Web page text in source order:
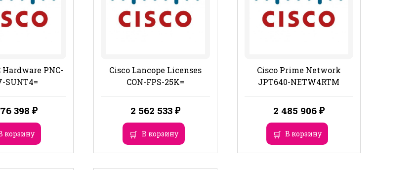
Hardware PNC-
SUNT4=
398₽
корзину
Cisco Lancope Licenses
CON-FPS-25K=
2 562 533 ₽
В корзину
Cisco Prime Network
JPT640-NETW4RTM
2 485 906 ₽
В корзину